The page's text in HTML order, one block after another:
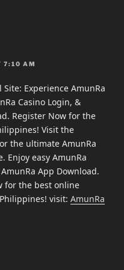
7:10 AM
Experience AmunRa
Casino Login, &
Register Now for the
Visit the
the ultimate AmunRa
Enjoy easy AmunRa
App Download.
for the best online
visit: AmunRa